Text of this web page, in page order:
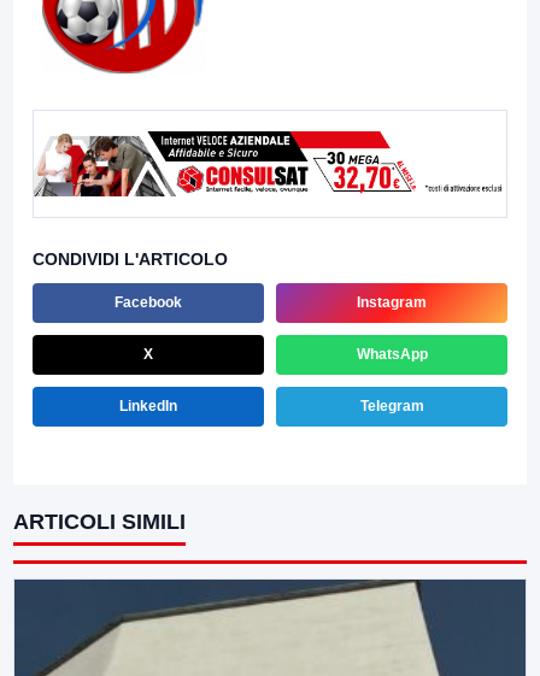
CONDIVIDI L'ARTICOLO
Facebook Instagram
X WhatsApp
LinkedIn Telegram
ARTICOLI SIMILI